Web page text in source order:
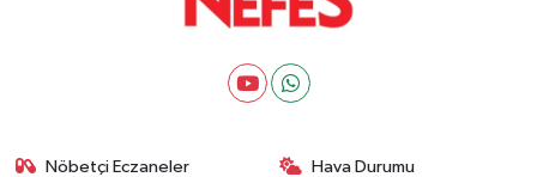
Nöbetçi Eczaneler Hava Durumu